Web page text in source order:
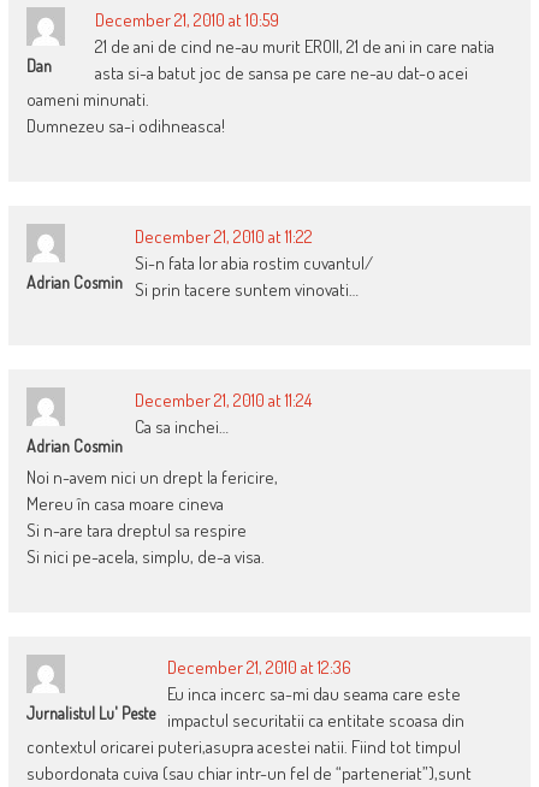
Dan
December 21, 2010 at 10:59
21 de ani de cind ne-au murit EROII, 21 de ani in care natia
asta si-a batut joc de sansa pe care ne-au dat-o acei
oameni minunati.
Dumnezeu sa-i odihneasca!
Adrian Cosmin
December 21, 2010 at 11:22
Si-n fata lor abia rostim cuvantul/
Si prin tacere suntem vinovati…
Adrian Cosmin
December 21, 2010 at 11:24
Ca sa inchei…
Noi n-avem nici un drept la fericire,
Mereu în casa moare cineva
Si n-are tara dreptul sa respire
Si nici pe-acela, simplu, de-a visa.
Jurnalistul Lu' Peste
December 21, 2010 at 12:36
Eu inca incerc sa-mi dau seama care este
impactul securitatii ca entitate scoasa din
contextul oricarei puteri,asupra acestei natii. Fiind tot timpul
subordonata cuiva (sau chiar intr-un fel de “parteneriat”),sunt